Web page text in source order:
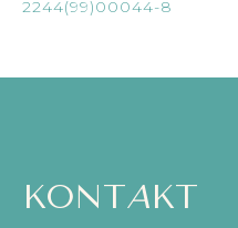
2244(99)00044-8
KONTAKT